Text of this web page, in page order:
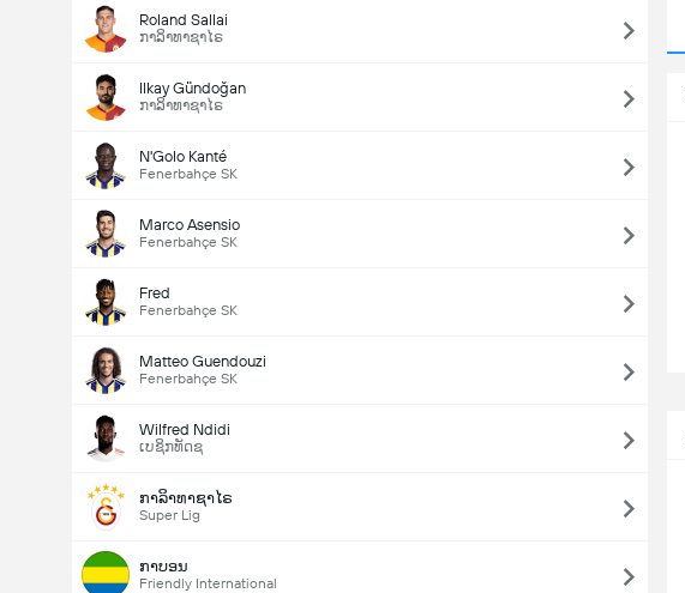
Roland Sallai
ກາລິາທາຊາໄຣ
Ilkay Gündoğan
ກາລິາທາຊາໄຣ
N'Golo Kanté
Fenerbahçe SK
Marco Asensio
Fenerbahçe SK
Fred
Fenerbahçe SK
Matteo Guendouzi
Fenerbahçe SK
Wilfred Ndidi
ເບຊິກທັດຊ
ກາລິາທາຊາໄຣ
Super Lig
ກາບອນ
Friendly International